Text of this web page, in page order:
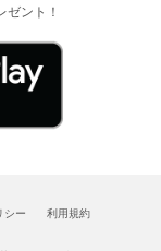
ント！
シー 利用規約